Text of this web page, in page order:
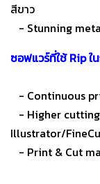
สีขาว
- Stunning
ซอฟแวร์ที่ใช้ Rip ใ
- Continuous
- Higher
Illustrator/
- Print & Cut